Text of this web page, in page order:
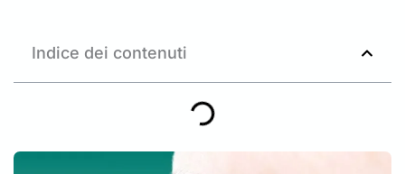
Indice dei contenuti